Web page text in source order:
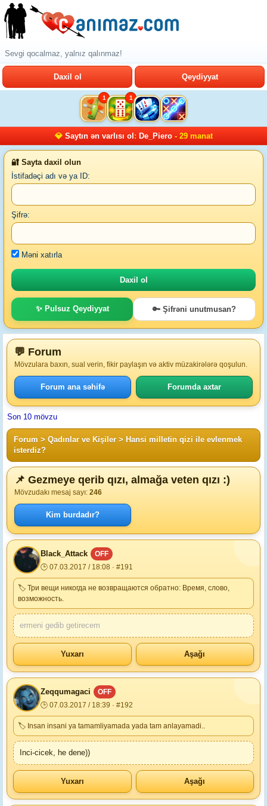
Sevgi qocalmaz, yalnız qalınmaz!
Daxil ol Qeydiyyat
1 1
💎 Saytın ən varlısı ol : De_Piero- 29 manat
🔐 Sayta daxil olun
İstifadəçi adı və ya ID:
Şifrə:
Məni xatırla
✨ Pulsuz Qeydiyyat 🔑 Şifrəni unutmusan?
💬 Forum
Mövzulara baxın, sual verin, fikir paylaşın və aktiv müzakirələrə qoşulun.
Forum ana səhifə Forumda axtar
Son 10 mövzu
Forum > Qadınlar ve Kişiler > Hansi milletin qizi ile evlenmek
isterdiz?
📌 Gezmeye qerib qızı, almağa veten qızı :)
Mövzudakı mesaj sayı: 246
Kim burdadır?
Black_Attack
OFF
🕒 07.03.2017 / 18:08 · #191
🏷 Три вещи никогда не возвращаются обратно: Время, слово,
возможность.
ermeni gedib getirecem
Yuxarı Aşağı
Zeqqumagaci
OFF
🕒 07.03.2017 / 18:39 · #192
🏷 Insan insani ya tamamliyamada yada tam anlayamadi..
Inci-cicek, he dene))
Yuxarı Aşağı